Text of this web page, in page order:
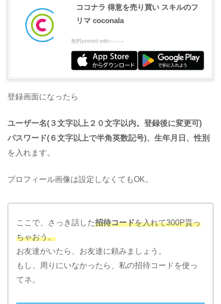
ココナラ 得意を売り買い スキルのフ
リマ coconala
無料posted withアプリーチ
登録画面になったら
ユーザー名(３文字以上２０文字以内。登録後に変更可)
パスワード(６文字以上で半角英数記号)、生年月日、性別
を入れます。
プロフィール画像は設定しなくてもOK。
ここで、さっき話した招待コードを入れて300P貰っ
ちゃおう。
お友達がいたら、お友達に頼みましょう。
もし、周りにいなかったら、私の招待コードを使っ
てネ。